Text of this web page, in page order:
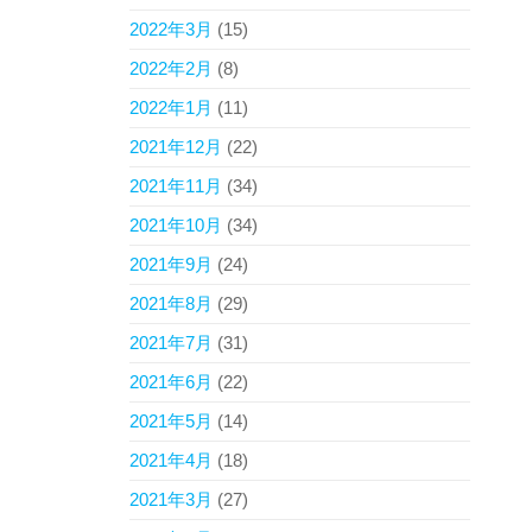
2022年3月 (15)
2022年2月 (8)
2022年1月 (11)
2021年12月 (22)
2021年11月 (34)
2021年10月 (34)
2021年9月 (24)
2021年8月 (29)
2021年7月 (31)
2021年6月 (22)
2021年5月 (14)
2021年4月 (18)
2021年3月 (27)